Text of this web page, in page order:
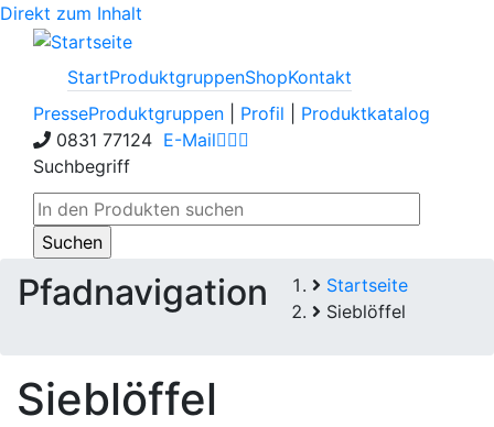
Direkt zum Inhalt
StartProduktgruppenShopKontakt
PresseProduktgruppen Profil
Produktkatalog
0831 77124 E-Mail
Suchbegriff
Pfadnavigation
Startseite
Sieblöffel
Sieblöffel